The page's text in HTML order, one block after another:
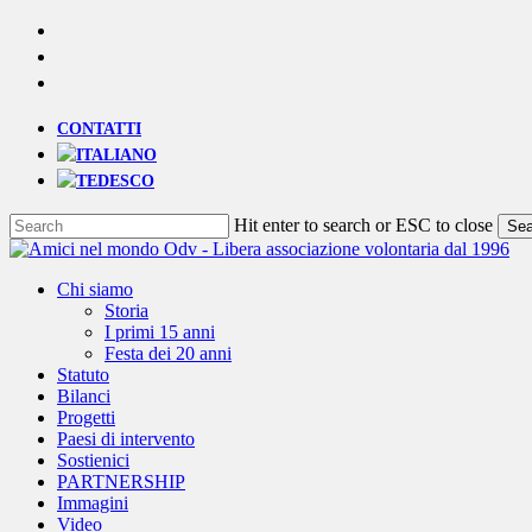
Skip
content
CONTATTI
Hit enter to search or ESC to close
Close
Menu
Chi siamo
Storia
I primi 15 anni
Festa dei 20 anni
Statuto
Bilanci
Progetti
Paesi di intervento
Sostienici
PARTNERSHIP
Immagini
Video